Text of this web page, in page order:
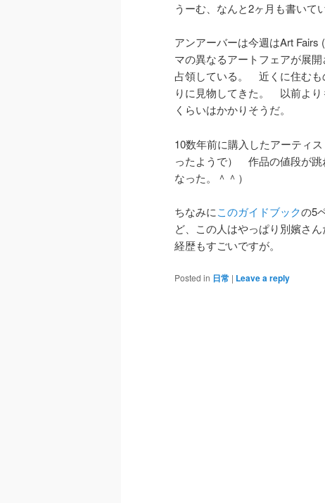
うーむ、なんと2ヶ月も書いて
アンアーバーは今週はArt
マの異なるアートフェアが展
占領している。 近くに住むも
りに見物してきた。 以前より
くらいはかかりそうだ。
10数年前に購入したアーティ
ったようで） 作品の値段が
なった。＾＾）
ちなみにこのガイドブックの5
ど、この人はやっぱり別嬪さ
経歴もすごいですが。
Posted in 日常 | Leave a reply